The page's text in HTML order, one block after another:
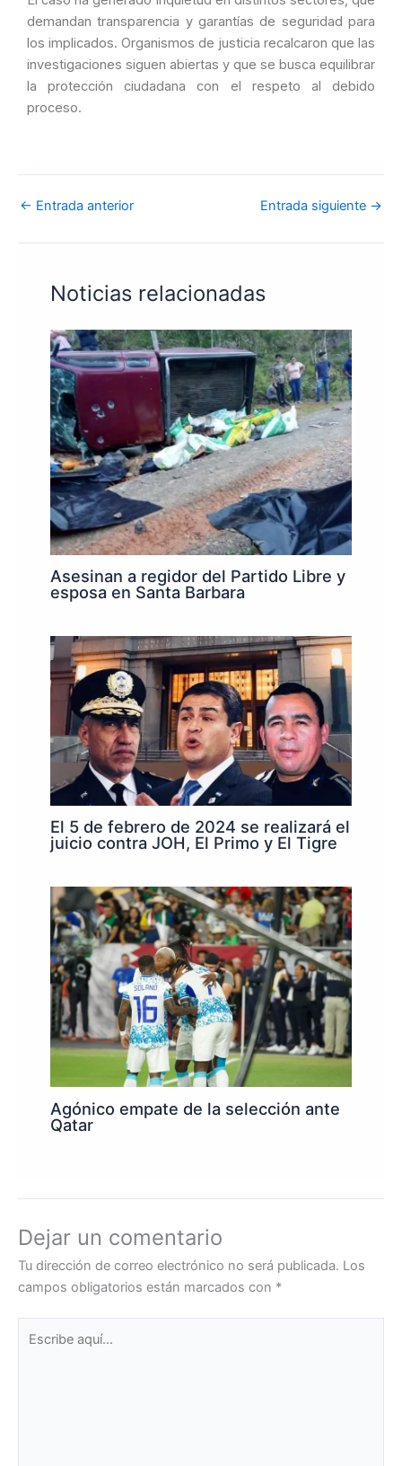
demandan transparencia y garantías de seguridad para
los implicados. Organismos de justicia recalcaron que las
investigaciones siguen abiertas y que se busca equilibrar
la protección ciudadana con el respeto al debido
proceso.
← Entrada anterior Entrada siguiente →
Noticias relacionadas
Asesinan a regidor del Partido Libre y
esposa en Santa Barbara
El 5 de febrero de 2024 se realizará el
juicio contra JOH, El Primo y El Tigre
Agónico empate de la selección ante
Qatar
Dejar un comentario
Tu dirección de correo electrónico no será publicada. Los
campos obligatorios están marcados con *
aquí...